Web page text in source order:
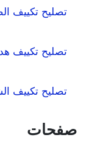
تصليح تكييف
تصليح تكييف
تصليح تكييف
صفحات